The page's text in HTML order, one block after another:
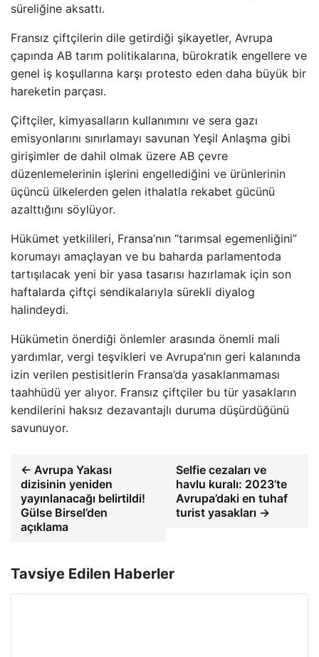
süreliğine aksattı.
Fransız çiftçilerin dile getirdiği şikayetler, Avrupa
çapında AB tarım politikalarına, bürokratik engellere ve
genel iş koşullarına karşı protesto eden daha büyük bir
hareketin parçası.
Çiftçiler, kimyasalların kullanımını ve sera gazı
emisyonlarını sınırlamayı savunan Yeşil Anlaşma gibi
girişimler de dahil olmak üzere AB çevre
düzenlemelerinin işlerini engellediğini ve ürünlerinin
üçüncü ülkelerden gelen ithalatla rekabet gücünü
azalttığını söylüyor.
Hükümet yetkilileri, Fransa’nın “tarımsal egemenliğini”
korumayı amaçlayan ve bu baharda parlamentoda
tartışılacak yeni bir yasa tasarısı hazırlamak için son
haftalarda çiftçi sendikalarıyla sürekli diyalog
halindeydi.
Hükümetin önerdiği önlemler arasında önemli mali
yardımlar, vergi teşvikleri ve Avrupa’nın geri kalanında
izin verilen pestisitlerin Fransa’da yasaklanmaması
taahhüdü yer alıyor. Fransız çiftçiler bu tür yasakların
kendilerini haksız dezavantajlı duruma düşürdüğünü
savunuyor.
← Avrupa Yakası
dizisinin yeniden
yayınlanacağı belirtildi!
Gülse Birsel’den
açıklama
Selfie cezaları ve
havlu kuralı: 2023’te
Avrupa’daki en tuhaf
turist yasakları →
Tavsiye Edilen Haberler